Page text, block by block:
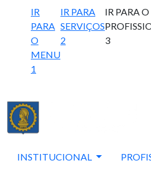
IR
PARA
O
MENU
1
IR PARA
SERVIÇOS
2
IR PARA O
3
INSTITUCIONAL